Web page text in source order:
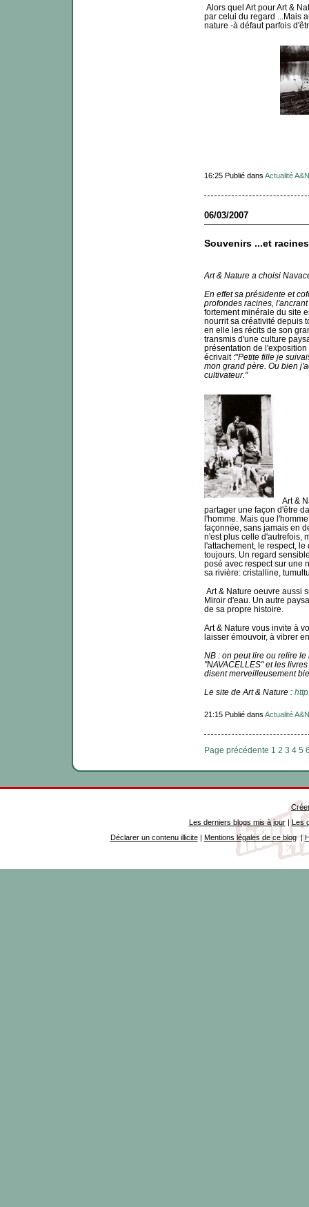
Alors quel Art pour Art &
par celui du regard ...Mais
nature -à défaut parfois
16:25 Publié dans Actualité A&N
06/03/2007
Souvenirs ...et
Art & Nature a choisi
En effet sa présidente et
profondes racines,
fortement minérale du site
nourrit sa créativité depuis
en elle les récits de son
transmis d'une culture
présentation de
écrivait :"Petite fille je
mon grand père. Ou bien
cultivateur."
Art &
partager une façon d'être
l'homme. Mais que
façonnée, sans jamais en
n'est plus celle d'autrefois,
l'attachement, le respect,
toujours. Un regard
posé avec respect sur une
sa rivière: cristalline,
Art & Nature oeuvre aussi
Miroir d'eau. Un autre
de sa propre histoire.
Art & Nature vous invite à
laisser émouvoir, à vibrer
NB : on peut lire ou relire
"NAVACELLES" et les
disent merveilleusement
Le site de Art & Nature :
21:15 Publié dans Actualité A&N
Page précédente 1 2 3 4 5
Les derniers blogs mis à jour| Les
Déclarer un contenu illicite| Mentions légales de ce blog|